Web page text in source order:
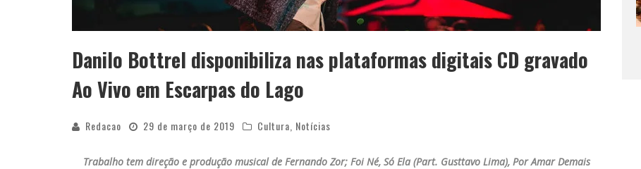
Danilo Bottrel disponibiliza nas plataformas digitais CD gravado
Ao Vivo em Escarpas do Lago
Redacao 29 de março de 2019 Cultura Notícias
Trabalho tem direção e produção musical de Fernando Zor; Foi Né, Só Ela (Part. Gusttavo Lima), Por Amar Demais